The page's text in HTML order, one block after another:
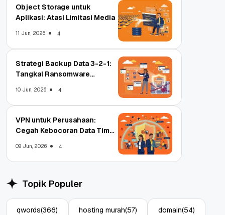
Object Storage untuk
Aplikasi: Atasi Limitasi Media
11 Jun, 2026 4
Strategi Backup Data 3-2-1:
Tangkal Ransomware
10 Jun, 2026 4
VPN untuk Perusahaan:
Cegah Kebocoran Data Tim
09 Jun, 2026 4
Topik Populer
qwords(366) hosting murah(57) domain(54)